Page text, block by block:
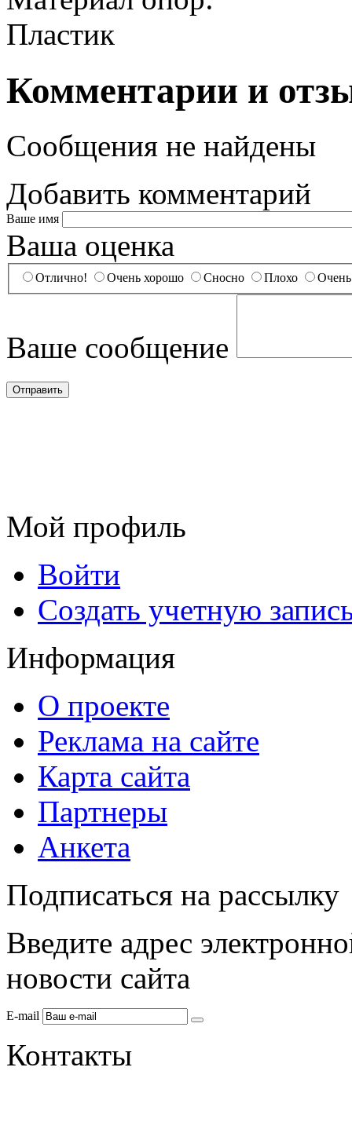
Пластик
Комментарии и
Сообщения не найдены
Добавить комментарий
Ваше имя
Ваша оценка
Отлично! Очень хорошо Сносно Плохо
Ваше сообщение
Мой профиль
Войти
Создать учетную
Информация
О проекте
Реклама на сайте
Карта сайта
Партнеры
Анкета
Подписаться на рассылку
Введите адрес
новости сайта
E-mail
Контакты